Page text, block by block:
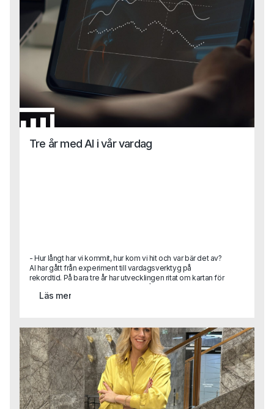
Tre år med AI i vår vardag
- Hur långt har vi kommit, hur kom vi hit och var bär det av?
AI har gått från experiment till vardagsverktyg på
rekordtid. På bara tre år har utvecklingen ritat om kartan för
hur vi arbetar, fattar beslut och ser på teknikens roll i
samhället. Hur hamnade vi här, vad har egentligen hänt
som redan förändrat mer än många vågat förutspå.
Läs mer